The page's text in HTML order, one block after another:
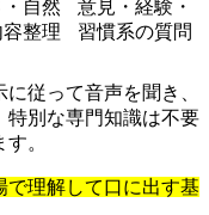
自然
整理
意見・経験・
習慣系の質問
従って音声を聞き、
特別な専門知識は不要
。
で理解して口に出す基